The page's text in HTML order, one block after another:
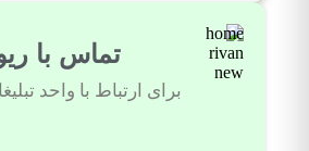
تماس با
برای ارتباط با واحد